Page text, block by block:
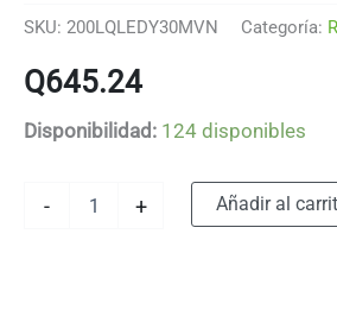
SKU: 200LQLEDY30MVN Categoría:
Q645.24
Disponibilidad: 124 disponibles
- + Añadir al